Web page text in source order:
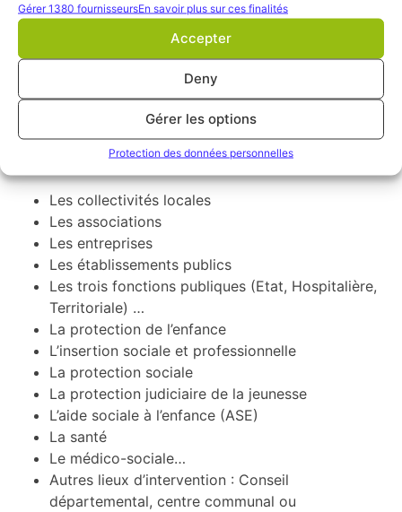
Gérer 1380 fournisseursEn savoir plus sur ces finalités
Accepter
Deny
Gérer les options
Protection des données personnelles
VAE Diplôme d’État
d’Assistant de service
social : Les débouchés
Emplois
Les secteurs d’activités liés à ce diplôme sont :
Les collectivités locales
Les associations
Les entreprises
Les établissements publics
Les trois fonctions publiques (Etat, Hospitalière,
Territoriale) …
La protection de l’enfance
L’insertion sociale et professionnelle
La protection sociale
La protection judiciaire de la jeunesse
L’aide sociale à l’enfance (ASE)
La santé
Le médico-sociale…
Autres lieux d’intervention : Conseil
départemental, centre communal ou